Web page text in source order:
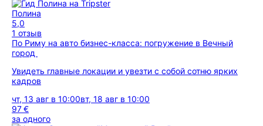
Полина
5,0
1 отзыв
По Риму на авто бизнес-класса: погружение в Вечный
город
Увидеть главные локации и увезти с собой сотню ярких
кадров
чт, 13 авг в 10:00вт, 18 авг в 10:00
97 €
за одного